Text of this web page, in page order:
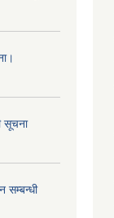
सूचना
सम्बन्धी